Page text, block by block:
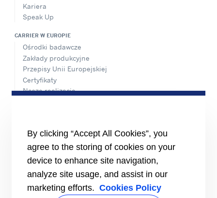
Kariera
Speak Up
CARRIER W EUROPIE
Ośrodki badawcze
Zakłady produkcyjne
Przepisy Unii Europejskiej
Certyfikaty
Nasze realizacje
MATERIAŁY ŹRÓDŁOWE
Broszury
Filmy
Dostawcy
Inwestorzy
By clicking “Accept All Cookies”, you
agree to the storing of cookies on your
device to enhance site navigation,
analyze site usage, and assist in our
marketing efforts. Cookies Policy